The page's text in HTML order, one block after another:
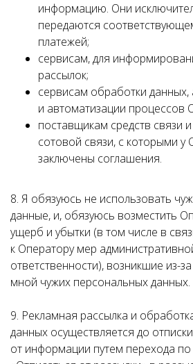
информацию. Они
передаются
платежей;
сервисам, для
рассылок;
сервисам обработки данных,
и автоматизации процессов
поставщикам средств связи
сотовой связи, с которыми у
заключены соглашения.
8. Я обязуюсь не использовать
данные, и, обязуюсь возместить
ущерб и убытки (в том числе в
к Оператору мер
ответственности), возникшие из-
мной чужих персональных данных.
9. Рекламная рассылка и
данных осуществляется до
от информации путем перехода